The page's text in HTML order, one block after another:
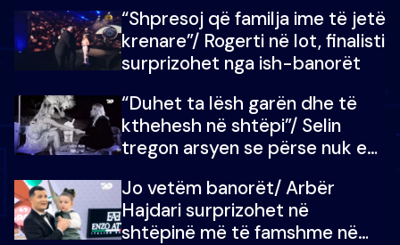
mban dot lotët: Nuk meritoj…
“Shpresoj që familja ime të jetë
krenare”/ Rogerti në lot, finalisti
surprizohet nga ish-banorët
“Duhet ta lësh garën dhe të
kthehesh në shtëpi”/ Selin
tregon arsyen se përse nuk e
çoja luftën time deri në fund
Jo vetëm banorët/ Arbër
Hajdari surprizohet në
shtëpinë më të famshme në